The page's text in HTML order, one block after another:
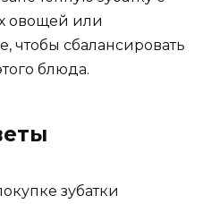
овощей или
чтобы сбалансировать
блюда.
зубатки